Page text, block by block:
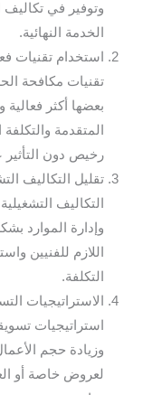
وتوفير في
الخدمة النهائية.
استخدام تقنيات
تقنيات مكافحة
بعضها أكثر فعالية
المتقدمة
رخيص دون
تقليل التكاليف
التكاليف
وإدارة الموارد
اللازم للفنيين
التكلفة.
الاستراتيجيات
استراتيجيات
وزيادة حجم
لعروض خاصة أو